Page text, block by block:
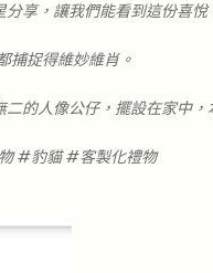
享，讓我們能看到這份喜悅
捕捉得維妙維肖。
的人像公仔，擺設在家中，
#豹貓 #客製化禮物